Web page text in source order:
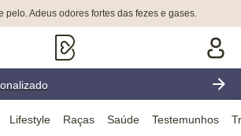
pelo. Adeus odores fortes das fezes e gases.
Lifestyle Raças Saúde Testemunhos